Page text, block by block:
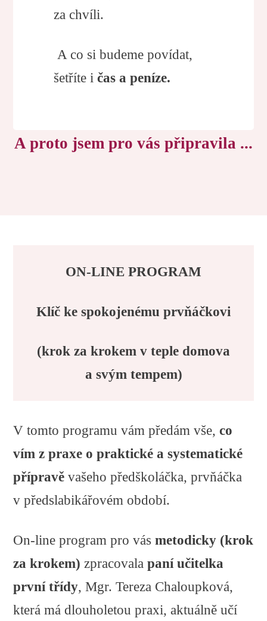
za chvíli.
A co si budeme povídat,
šetříte ičas a peníze.
A proto jsem pro vás připravila ...
ON-LINE PROGRAM
Klíč ke spokojenému prvňáčkovi
(krok za krokem v teple domova
a svým tempem)
V tomto programu vám předám vše,co
vím z praxe o praktické a systematické
přípravě vašeho předškoláčka, prvňáčka
v předslabikářovém období.
On-line program pro vásmetodicky (krok
za krokem) zpracovalapaní učitelka
první třídy, Mgr. Tereza Chaloupková,
která má dlouholetou praxi, aktuálně učí